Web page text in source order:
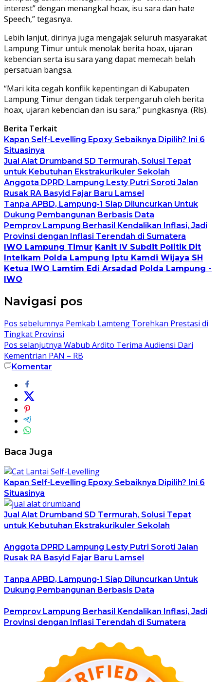
interest” dengan menangkal hoax, isu sara dan hate
Speech,” tegasnya.
Lebih lanjut, dirinya juga mengajak seluruh masyarakat
Lampung Timur untuk menolak berita hoax, ujaran
kebencian serta isu sara yang dapat memecah belah
persatuan bangsa.
“Mari kita cegah konflik kepentingan di Kabupaten
Lampung Timur dengan tidak terpengaruh oleh berita
hoax, ujaran kebencian dan isu sara,” pungkasnya. (Rls).
Berita Terkait
Kapan Self-Levelling Epoxy Sebaiknya Dipilih? Ini 6
Situasinya
Jual Alat Drumband SD Termurah, Solusi Tepat
untuk Kebutuhan Ekstrakurikuler Sekolah
Anggota DPRD Lampung Lesty Putri Soroti Jalan
Rusak RA Basyid Fajar Baru Lamsel
Tanpa APBD, Lampung-1 Siap Diluncurkan Untuk
Dukung Pembangunan Berbasis Data
Pemprov Lampung Berhasil Kendalikan Inflasi, Jadi
Provinsi dengan Inflasi Terendah di Sumatera
IWO Lampung Timur Kanit IV Subdit Politik Dit
Intelkam Polda Lampung Iptu Kamdi Wijaya SH
Ketua IWO Lamtim Edi Arsadad
Polda Lampung -
IWO
Navigasi pos
Pos sebelumnya Pemkab Lamteng Torehkan Prestasi di
Tingkat Provinsi
Pos selanjutnya Wabub Ardito Terima Audiensi Dari
Kementrian PAN – RB
Komentar
Baca Juga
Kapan Self-Levelling Epoxy Sebaiknya Dipilih? Ini 6
Situasinya
Jual Alat Drumband SD Termurah, Solusi Tepat
untuk Kebutuhan Ekstrakurikuler Sekolah
Anggota DPRD Lampung Lesty Putri Soroti Jalan
Rusak RA Basyid Fajar Baru Lamsel
Tanpa APBD, Lampung-1 Siap Diluncurkan Untuk
Dukung Pembangunan Berbasis Data
Pemprov Lampung Berhasil Kendalikan Inflasi, Jadi
Provinsi dengan Inflasi Terendah di Sumatera